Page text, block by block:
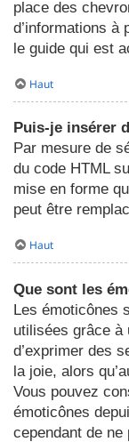
place des
d’informations à
le guide qui est
Haut
Puis-je insérer
Par mesure de
du code HTML
mise en forme
peut être
Haut
Que sont les
Les émoticônes
utilisées grâce à
d’exprimer des
la joie, alors
Vous pouvez
émoticônes
cependant de